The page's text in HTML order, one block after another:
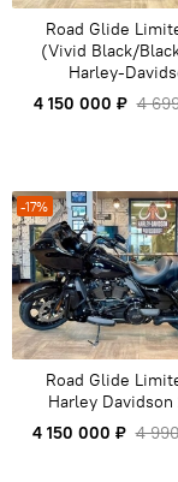
Road Glide
(Vivid Black/
Harley-
4 150 000 ₽ 4
-17%
Road Glide
Harley
4 150 000 ₽ 4